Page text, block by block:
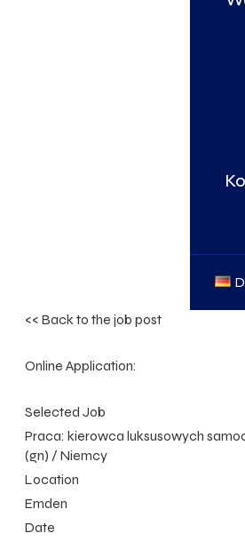
<< Back to the job post
Online Application:
Selected Job
Praca: kierowca luksusowych
(gn) / Niemcy
Location
Emden
Date